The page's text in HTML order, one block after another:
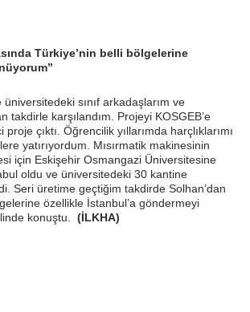
Türkiye’nin belli bölgelerine
sınıf arkadaşlarım ve
takdirle karşılandım. Projeyi KOSGEB’e
çıktı. Öğrencilik yıllarımda harçlıklarımı
yatırıyordum. Mısırmatik makinesinin
için Eskişehir Osmangazi Üniversitesine
oldu ve üniversitedeki 30 kantine
Seri üretime geçtiğim takdirde Solhan’dan
özellikle İstanbul’a göndermeyi
konuştu. (İLKHA)